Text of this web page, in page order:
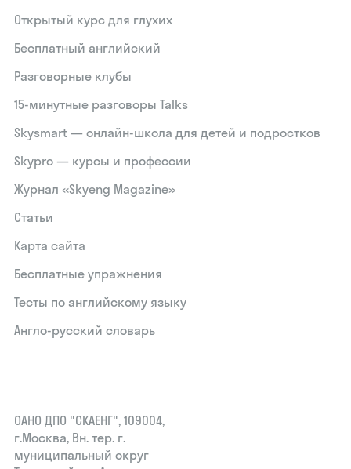
Открытый курс для глухих
Бесплатный английский
Разговорные клубы
15‑минутные разговоры Talks
Skysmart — онлайн-школа для детей и подростков
Skypro — курсы и профессии
Журнал «Skyeng Magazine»
Статьи
Карта сайта
Бесплатные упражнения
Тесты по английскому языку
Англо-русский словарь
ОАНО ДПО "СКАЕНГ", 109004,
г.Москва, Вн. тер. г.
муниципальный округ